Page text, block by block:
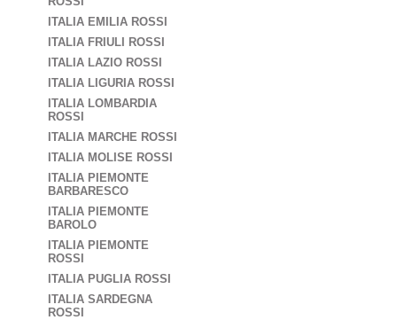
ITALIA EMILIA ROSSI
ITALIA FRIULI ROSSI
ITALIA LAZIO ROSSI
ITALIA LIGURIA ROSSI
ITALIA LOMBARDIA
ROSSI
ITALIA MARCHE ROSSI
ITALIA MOLISE ROSSI
ITALIA PIEMONTE
BARBARESCO
ITALIA PIEMONTE
BAROLO
ITALIA PIEMONTE
ROSSI
ITALIA PUGLIA ROSSI
ITALIA SARDEGNA
ROSSI